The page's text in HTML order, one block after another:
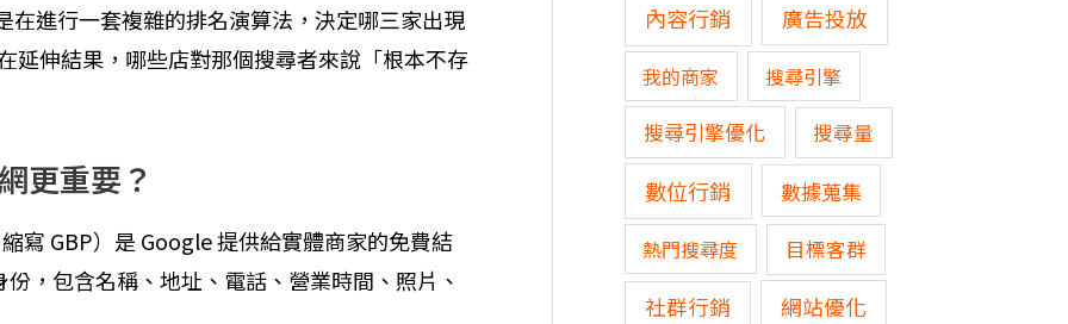
進行一套複雜的排名演算法，決定哪三家出現
延伸結果，哪些店對那個搜尋者來說「根本不存
更重要？
寫 GBP）是 Google 提供給實體商家的免費結
，包含名稱、地址、電話、營業時間、照片、
內容行銷
廣告投放
我的商家 搜尋引擎
搜尋引擎優化 搜尋量
數位行銷 數據蒐集
熱門搜尋度 目標客群
社群行銷 網站優化